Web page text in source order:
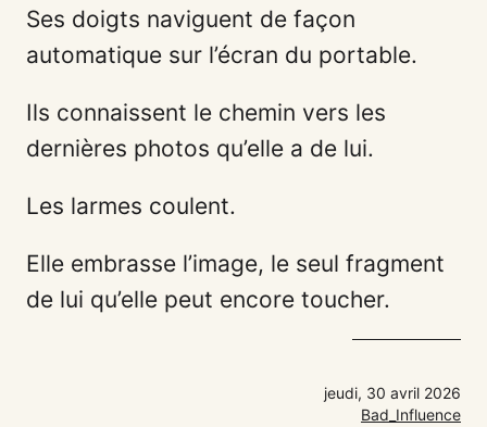
Ses doigts naviguent de façon
automatique sur l’écran du portable.
Ils connaissent le chemin vers les
dernières photos qu’elle a de lui.
Les larmes coulent.
Elle embrasse l’image, le seul fragment
de lui qu’elle peut encore toucher.
jeudi, 30 avril 2026
Bad_Influence